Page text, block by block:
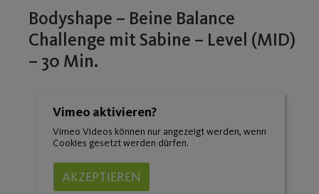
Bodyshape – Beine Balance
Challenge mit Sabine – Level (MID)
– 30 Min.
Vimeo aktivieren?
Vimeo Videos können nur angezeigt werden, wenn
Cookies gesetzt werden dürfen.
AKZEPTIEREN